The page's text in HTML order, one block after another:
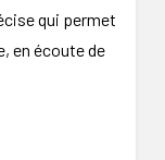
qui permet
en écoute de